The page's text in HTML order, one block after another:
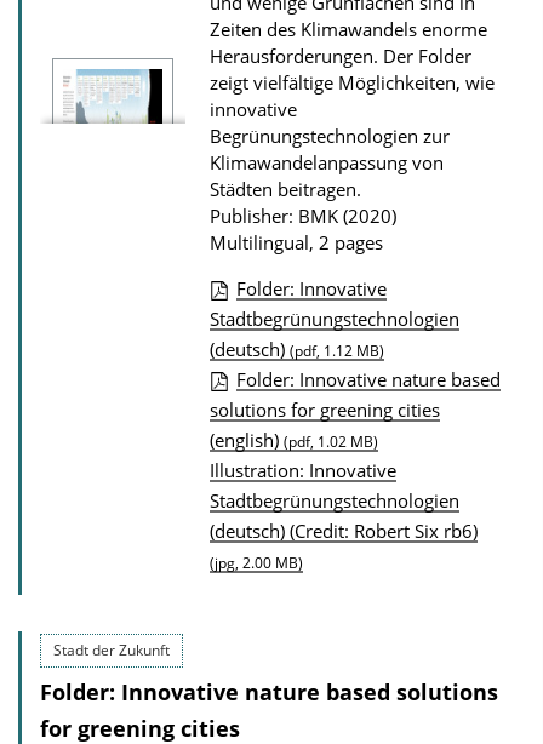
o
n
D
o
w
n
l
a
d
s
Zeiten des Klimawandels enorme
Herausforderungen. Der Folder
zeigt vielfältige Möglichkeiten, wie
innovative
Begrünungstechnologien zur
Klimawandelanpassung von
Städten beitragen.
Publisher: BMK (2020)
Multilingual, 2 pages
P
u
b
l
i
c
a
t
D
o
Folder: Innovative
Stadtbegrünungstechnologien
(deutsch) (pdf, 1.12 MB)
Folder: Innovative nature based
solutions for greening cities
(english) (pdf, 1.02 MB)
Illustration: Innovative
Stadtbegrünungstechnologien
(deutsch) (Credit: Robert Six rb6)
(jpg, 2.00 MB)
Stadt der Zukunft
Folder: Innovative nature based solutions
for greening cities